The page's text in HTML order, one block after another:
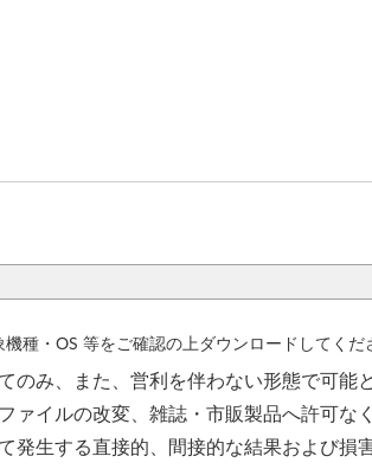
種・OS 等をご確認の上ダウンロードしてくだ
み、また、営利を伴わない形態で可能
イルの改変、雑誌・市販製品へ許可な
生する直接的、間接的な結果および損